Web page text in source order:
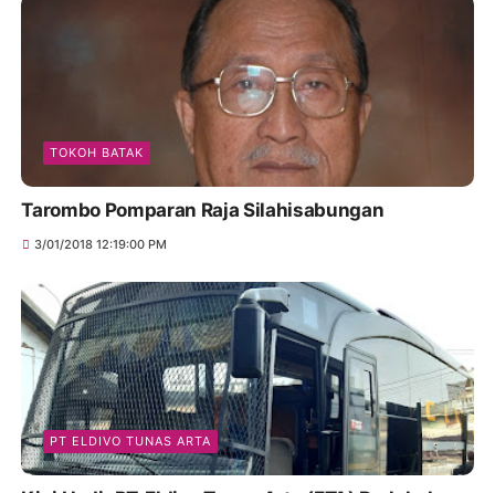
TOKOH BATAK
Tarombo Pomparan Raja Silahisabungan
3/01/2018 12:19:00 PM
PT ELDIVO TUNAS ARTA